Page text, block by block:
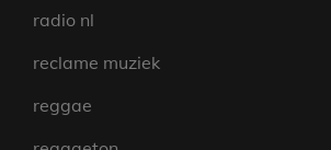
radio nl
reclame muziek
reggae